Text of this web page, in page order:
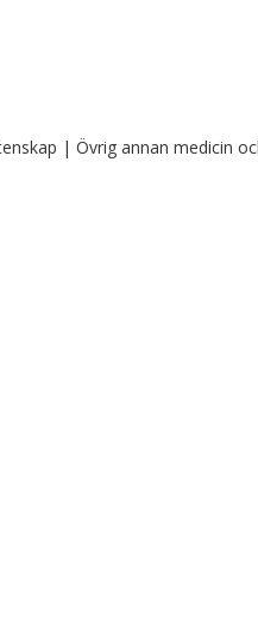
| Övrig annan medicin